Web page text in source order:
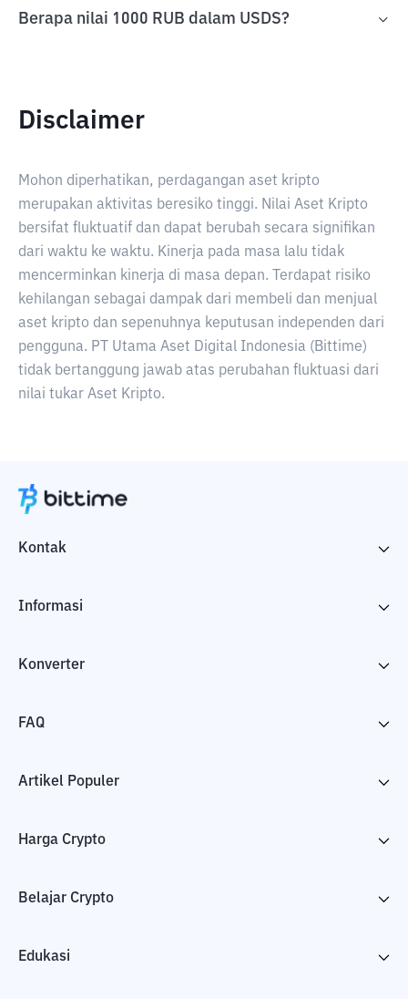
Berapa nilai 1000 RUB dalam USDS?
Disclaimer
Mohon diperhatikan, perdagangan aset kripto
merupakan aktivitas beresiko tinggi. Nilai Aset Kripto
bersifat fluktuatif dan dapat berubah secara signifikan
dari waktu ke waktu. Kinerja pada masa lalu tidak
mencerminkan kinerja di masa depan. Terdapat risiko
kehilangan sebagai dampak dari membeli dan menjual
aset kripto dan sepenuhnya keputusan independen dari
pengguna. PT Utama Aset Digital Indonesia (Bittime)
tidak bertanggung jawab atas perubahan fluktuasi dari
nilai tukar Aset Kripto.
Kontak
Informasi
Konverter
FAQ
Artikel Populer
Harga Crypto
Belajar Crypto
Edukasi